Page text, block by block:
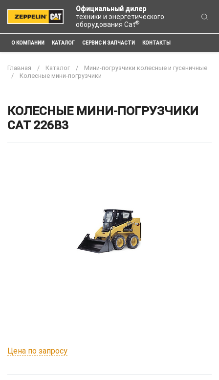
Официальный дилер
техники и энергетического
оборудования Cat®
О КОМПАНИИ КАТАЛОГ СЕРВИС И ЗАПЧАСТИ КОНТАКТЫ
Главная Каталог
Мини-погрузчики колесные и гусеничные
Колесные мини-погрузчики
КОЛЕСНЫЕ МИНИ-ПОГРУЗЧИКИ
CAT 226B3
Цена по запросу